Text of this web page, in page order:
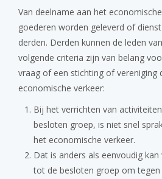
Van deelname aan het
goederen worden geleverd of
derden. Derden kunnen de leden
volgende criteria zijn van belang
vraag of een stichting of vereniging
economische verkeer:
Bij het verrichten van
besloten groep, is niet snel
het economische verkeer.
Dat is anders als eenvoudig
tot de besloten groep om